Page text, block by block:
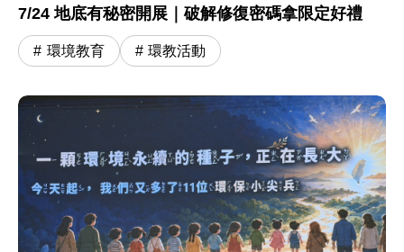
7/24 地底有秘密開展｜破解修復密碼拿限定好禮
環境教育 環教活動